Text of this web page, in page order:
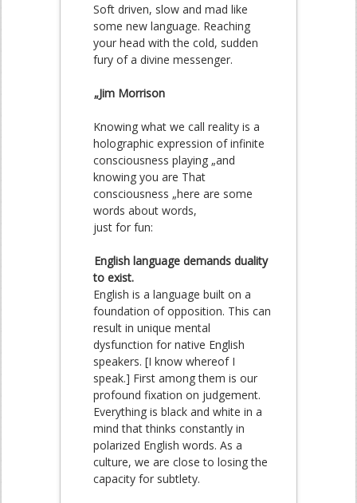
Soft driven, slow and mad like
some new language. Reaching
your head with the cold, sudden
fury of a divine messenger.
„Jim Morrison
Knowing what we call reality is a
holographic expression of infinite
consciousness playing „and
knowing you are That
consciousness „here are some
words about words,
just for fun:
English language demands duality
to exist.
English is a language built on a
foundation of opposition. This can
result in unique mental
dysfunction for native English
speakers. [I know whereof I
speak.] First among them is our
profound fixation on judgement.
Everything is black and white in a
mind that thinks constantly in
polarized English words. As a
culture, we are close to losing the
capacity for subtlety.